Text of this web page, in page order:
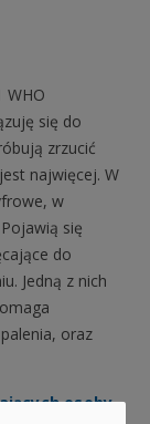
WHO
się do
zrzucić
najwięcej. W
w
się
do
Jedną z nich
oraz
osoby,